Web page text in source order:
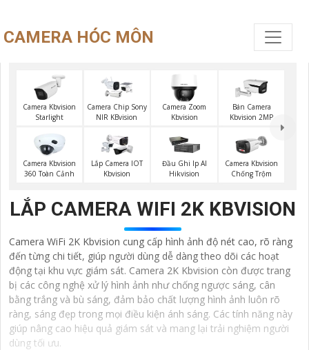
CAMERA HÓC MÔN
Camera Kbvision
Starlight
Camera Chip Sony
NIR KBvision
Camera Zoom
Kbvision
Bán Camera
Kbvision 2MP
Camera Kbvision
360 Toàn Cảnh
Lắp Camera IOT
Kbvision
Đầu Ghi Ip AI
Hikvision
Camera Kbvision
Chống Trộm
LẮP CAMERA WIFI 2K KBVISION
Camera WiFi 2K Kbvision cung cấp hình ảnh độ nét cao, rõ ràng
đến từng chi tiết, giúp người dùng dễ dàng theo dõi các hoạt
động tại khu vực giám sát. Camera 2K Kbvision còn được trang
bị các công nghệ xử lý hình ảnh như chống ngược sáng, cân
bằng trắng và bù sáng, đảm bảo chất lượng hình ảnh luôn rõ
ràng, sáng đẹp trong mọi điều kiện ánh sáng. Các tính năng này
giúp nâng cao hiệu quả giám sát và mang lại trải nghiệm người
dùng tối ưu.